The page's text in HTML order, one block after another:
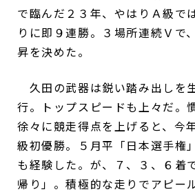
で臨んだ２３年、やはりＡ級で
りに即９連勝。３場所連続Ｖで
昇を決めた。
久田の武器は鋭い踏み出しを
行。トップスピードも上々だ。
徐々に競走得点を上げると、今
級初優勝。５月平「日本選手権
も経験した。が、７、３、６着
帰り」。積極的な走りでアピー